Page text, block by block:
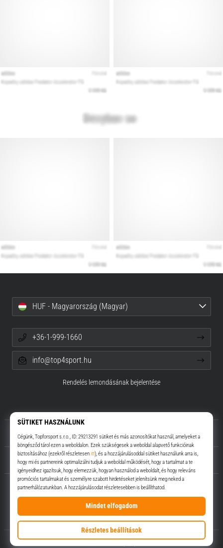
Top4Sport.hu
Rólunk
Ügyfélszolgálat
HUF - Magyarország (Magyar)
+36-1-999-1660
info@top4sport.hu
Rendelés lemondásának bejelentése